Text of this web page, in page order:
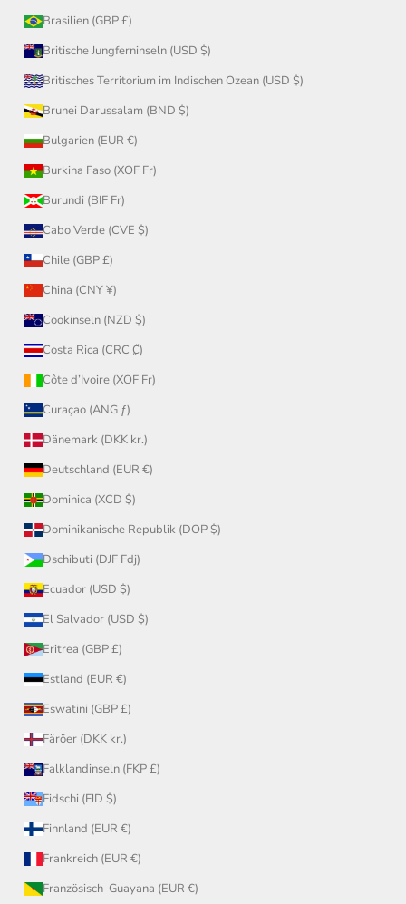
Brasilien (GBP £)
Britische Jungferninseln (USD $)
Britisches Territorium im Indischen Ozean (USD $)
Brunei Darussalam (BND $)
Bulgarien (EUR €)
Burkina Faso (XOF Fr)
Burundi (BIF Fr)
Cabo Verde (CVE $)
Chile (GBP £)
China (CNY ¥)
Cookinseln (NZD $)
Costa Rica (CRC ₡)
Côte d’Ivoire (XOF Fr)
Curaçao (ANG ƒ)
Dänemark (DKK kr.)
Deutschland (EUR €)
Dominica (XCD $)
Dominikanische Republik (DOP $)
Dschibuti (DJF Fdj)
Ecuador (USD $)
El Salvador (USD $)
Eritrea (GBP £)
Estland (EUR €)
Eswatini (GBP £)
Färöer (DKK kr.)
Falklandinseln (FKP £)
Fidschi (FJD $)
Finnland (EUR €)
Frankreich (EUR €)
Französisch-Guayana (EUR €)